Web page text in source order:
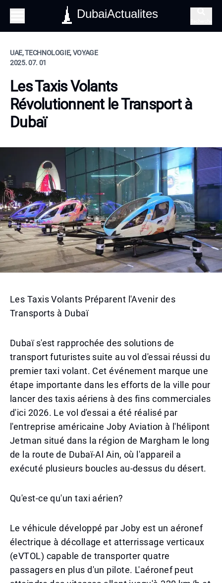
DubaiActualites
UAE, TECHNOLOGIE, VOYAGE
2025. 07. 01
Les Taxis Volants
Révolutionnent le Transport à
Dubaï
Les Taxis Volants Préparent l'Avenir des
Transports à Dubaï
Dubaï s'est rapprochée des solutions de
transport futuristes suite au vol d'essai réussi du
premier taxi volant. Cet événement marque une
étape importante dans les efforts de la ville pour
lancer des taxis aériens à des fins commerciales
d'ici 2026. Le vol d'essai a été réalisé par
l'entreprise américaine Joby Aviation à l'hélipont
Jetman situé dans la région de Margham le long
de la route de Dubaï-Al Ain, où l'appareil a
exécuté plusieurs boucles au-dessus du désert.
Qu'est-ce qu'un taxi aérien?
Le véhicule développé par Joby est un aéronef
électrique à décollage et atterrissage verticaux
(eVTOL) capable de transporter quatre
passagers en plus d'un pilote. L'aéronef peut